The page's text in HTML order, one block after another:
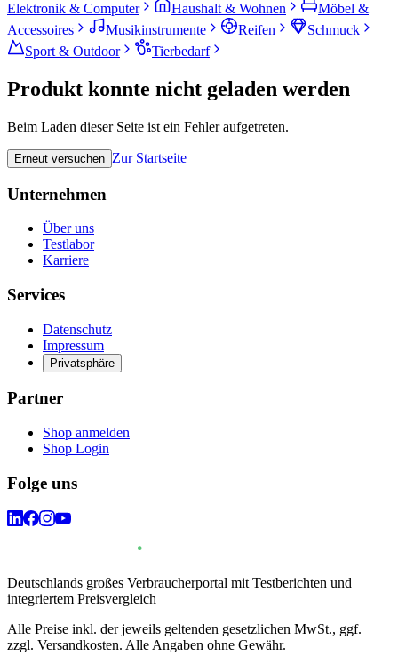
Elektronik & Computer
Haushalt & Wohnen
Möbel &
Accessoires
Musikinstrumente Reifen
Schmuck
Sport & Outdoor
Tierbedarf
Produkt konnte nicht geladen werden
Beim Laden dieser Seite ist ein Fehler aufgetreten.
Erneut versuchen Zur Startseite
Unternehmen
Über uns
Testlabor
Karriere
Services
Datenschutz
Impressum
Privatsphäre
Partner
Shop anmelden
Shop Login
Folge uns
Deutschlands großes Verbraucherportal mit Testberichten und
integriertem Preisvergleich
Alle Preise inkl. der jeweils geltenden gesetzlichen MwSt., ggf.
zzgl. Versandkosten. Alle Angaben ohne Gewähr.